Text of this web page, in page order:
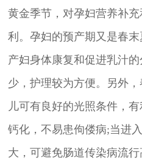
黄金季节，对孕妇营养补
利。孕妇的预产期又是春
产妇身体康复和促进乳汁
少，护理较为方便。另外
儿可有良好的光照条件，
钙化，不易患佝偻病;当进
大，可避免肠道传染病流行